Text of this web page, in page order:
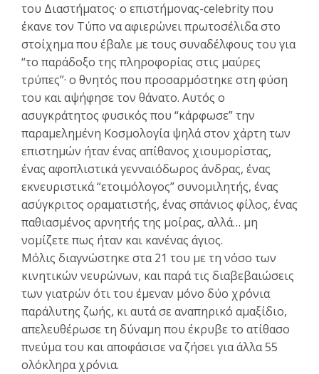
του Διαστήματος· ο επιστήμονας-celebrity που
έκανε τον Τύπο να αφιερώνει πρωτοσέλιδα στο
στοίχημα που έβαλε με τους συναδέλφους του για
“το παράδοξο της πληροφορίας στις μαύρες
τρύπες”· ο θνητός που προσαρμόστηκε στη φύση
του και αψήφησε τον θάνατο. Αυτός ο
ασυγκράτητος φυσικός που “κάρφωσε” την
παραμελημένη Κοσμολογία ψηλά στον χάρτη των
επιστημών ήταν ένας απίθανος χιουμορίστας,
ένας αφοπλιστικά γενναιόδωρος άνδρας, ένας
εκνευριστικά “ετοιμόλογος” συνομιλητής, ένας
ασύγκριτος οραματιστής, ένας σπάνιος φίλος, ένας
παθιασμένος αρνητής της μοίρας, αλλά… μη
νομίζετε πως ήταν και κανένας άγιος.
Μόλις διαγνώστηκε στα 21 του με τη νόσο των
κινητικών νευρώνων, και παρά τις διαβεβαιώσεις
των γιατρών ότι του έμεναν μόνο δύο χρόνια
παράλυτης ζωής, κι αυτά σε αναπηρικό αμαξίδιο,
απελευθέρωσε τη δύναμη που έκρυβε το ατίθασο
πνεύμα του και αποφάσισε να ζήσει για άλλα 55
ολόκληρα χρόνια.